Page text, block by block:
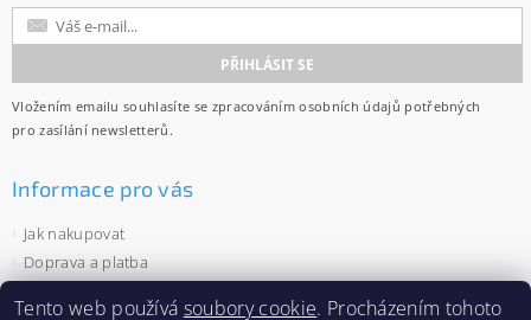
Vložením emailu souhlasíte se zpracováním osobních údajů potřebných
pro zasílání newsletterů.
Informace pro vás
Jak nakupovat
Doprava a platba
Tento web používá soubory cookie. Procházením tohoto